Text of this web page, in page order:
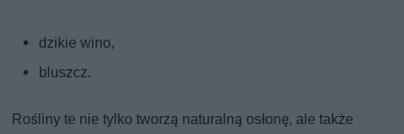
dzikie wino,
bluszcz.
Rośliny te nie tylko tworzą naturalną osłonę, ale także